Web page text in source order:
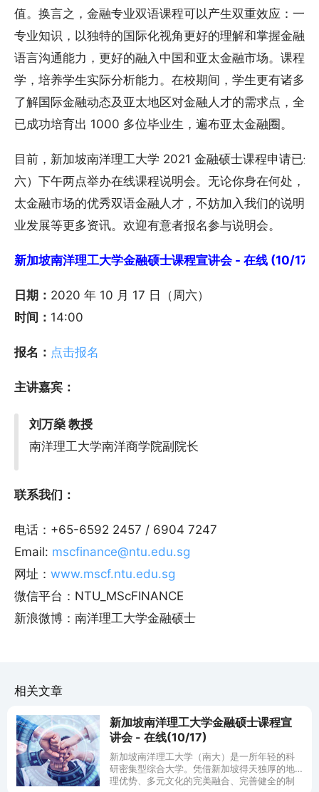
值。换言之，金融专业双语课程可以产生双重效应：一
专业知识，以独特的国际化视角更好的理解和掌握金融
语言沟通能力，更好的融入中国和亚太金融市场。课程
学，培养学生实际分析能力。在校期间，学生更有诸多
了解国际金融动态及亚太地区对金融人才的需求点，全
已成功培育出 1000 多位毕业生，遍布亚太金融圈。
目前，新加坡南洋理工大学 2021 金融硕士课程申请已
六）下午两点举办在线课程说明会。无论你身在何处，
太金融市场的优秀双语金融人才，不妨加入我们的说明
业发展等更多资讯。欢迎有意者报名参与说明会。
新加坡南洋理工大学金融硕士课程宣讲会 - 在线 (10/17)
日期： 2020 年 10 月 17 日（周六）
时间： 14:00
报名： 点击报名
主讲嘉宾：
刘万燊 教授
南洋理工大学南洋商学院副院长
联系我们：
电话：+65-6592 2457 / 6904 7247
Email: mscfinance@ntu.edu.sg
网址： www.mscf.ntu.edu.sg
微信平台：NTU_MScFINANCE
新浪微博：南洋理工大学金融硕士
相关文章
新加坡南洋理工大学金融硕士课程宣
讲会 - 在线(10/17)
新加坡南洋理工大学（南大）是一所年轻的科
研密集型综合大学。凭借新加坡得天独厚的地
理优势、多元文化的完美融合、完善健全的制